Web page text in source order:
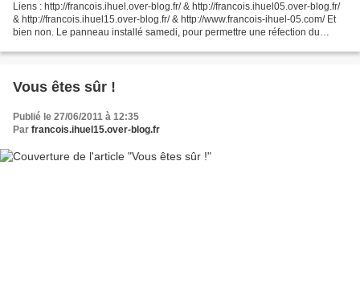
Liens : http://francois.ihuel.over-blog.fr/ & http://francois.ihuel05.over-blog.fr/
& http://francois.ihuel15.over-blog.fr/ & http://www.francois-ihuel-05.com/ Et
bien non. Le panneau installé samedi, pour permettre une réfection du
Vous êtes sûr !
Publié le 27/06/2011 à 12:35
Par francois.ihuel15.over-blog.fr